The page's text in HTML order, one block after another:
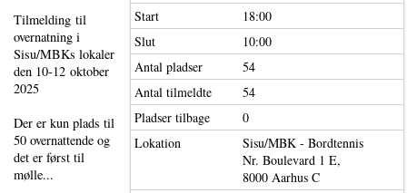
Start
18:00
Slut
10:00
Antal pladser
54
Antal tilmeldte
54
Pladser tilbage
0
Lokation
Sisu/MBK - Bordtennis
Nr. Boulevard 1 E,
8000 Aarhus C
Tilmelding til
overnatning i
Sisu/MBKs lokaler
den 10-12 oktober
2025
Der er kun plads til
50 overnattende og
det er først til
mølle...